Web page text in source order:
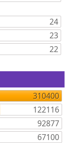
24
23
22
310400
122116
92877
67100